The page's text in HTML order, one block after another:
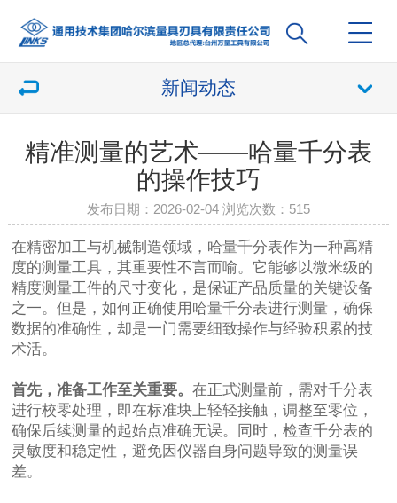
新闻动态
精准测量的艺术——哈量千分表
的操作技巧
发布日期：2026-02-04 浏览次数： 515
在精密加工与机械制造领域，哈量千分表作为一种高精
度的测量工具，其重要性不言而喻。它能够以微米级的
精度测量工件的尺寸变化，是保证产品质量的关键设备
之一。但是，如何正确使用哈量千分表进行测量，确保
数据的准确性，却是一门需要细致操作与经验积累的技
术活。
首先，准备工作至关重要。在正式测量前，需对千分表
进行校零处理，即在标准块上轻轻接触，调整至零位，
确保后续测量的起始点准确无误。同时，检查千分表的
灵敏度和稳定性，避免因仪器自身问题导致的测量误
差。